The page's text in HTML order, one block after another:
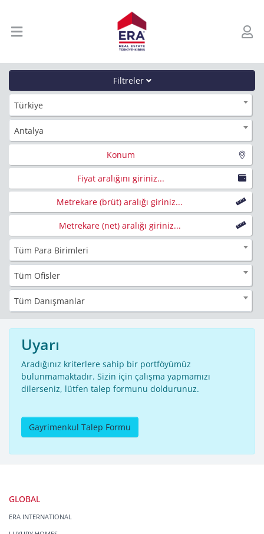
Filtreler
Türkiye
Antalya
Konum
Fiyat aralığını giriniz...
Metrekare (brüt) aralığı giriniz...
Metrekare (net) aralığı giriniz...
Tüm Para Birimleri
Tüm Ofisler
Tüm Danışmanlar
Uyarı
Aradığınız kriterlere sahip bir portföyümüz
bulunmamaktadır. Sizin için çalışma yapmamızı
dilerseniz, lütfen talep formunu doldurunuz.
Gayrimenkul Talep Formu
GLOBAL
ERA INTERNATIONAL